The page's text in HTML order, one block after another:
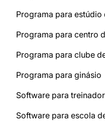
Programa para estúdio
Programa para centro
Programa para clube
Programa para ginásio
Software para
Software para escola